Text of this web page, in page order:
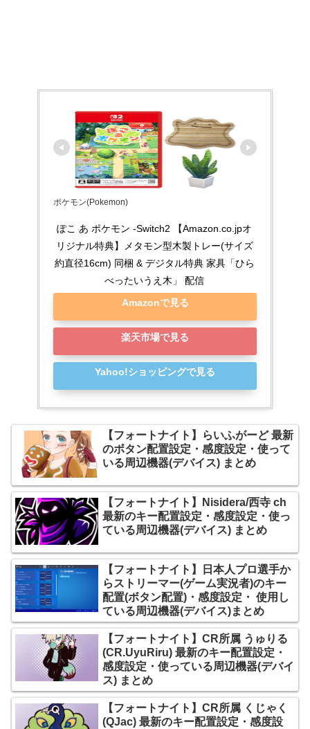
ポケモン(Pokemon)
ぽこ あ ポケモン -Switch2 【Amazon.co.jpオ
リジナル特典】メタモン型木製トレー(サイズ
約直径16cm) 同梱 & デジタル特典 家具「ひら
べったいうえ木」 配信
Amazonで見る
楽天市場で見る
Yahoo!ショッピングで見る
【フォートナイト】らいふがーど 最新
のボタン配置設定・感度設定・使って
いる周辺機器(デバイス) まとめ
【フォートナイト】Nisidera/西寺 ch
最新のキー配置設定・感度設定・使っ
ている周辺機器(デバイス) まとめ
【フォートナイト】日本人プロ選手か
らストリーマー(ゲーム実況者)のキー
配置(ボタン配置)・感度設定・ 使用し
ている周辺機器(デバイス)まとめ
【フォートナイト】CR所属 うゅりる
(CR.UyuRiru) 最新のキー配置設定・
感度設定・使っている周辺機器(デバイ
ス) まとめ
【フォートナイト】CR所属 くじゃく
(QJac) 最新のキー配置設定・感度設